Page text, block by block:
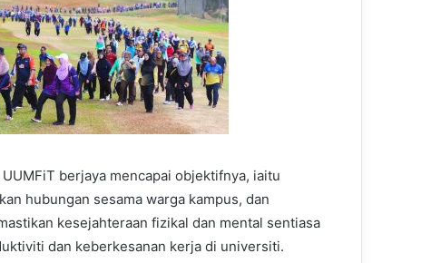
berjaya mencapai objektifnya, iaitu
hubungan sesama warga kampus, dan
kesejahteraan fizikal dan mental sentiasa
dan keberkesanan kerja di universiti.